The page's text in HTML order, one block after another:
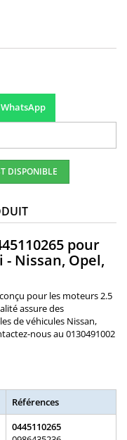
DISPONIBLE
pour
- Nissan, Opel,
pour les moteurs 2.5
assure des
de véhicules Nissan,
nous au 0130491002
Références
0445110265